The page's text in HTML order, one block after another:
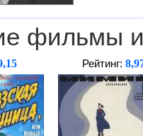
фильмы
Рейтинг: